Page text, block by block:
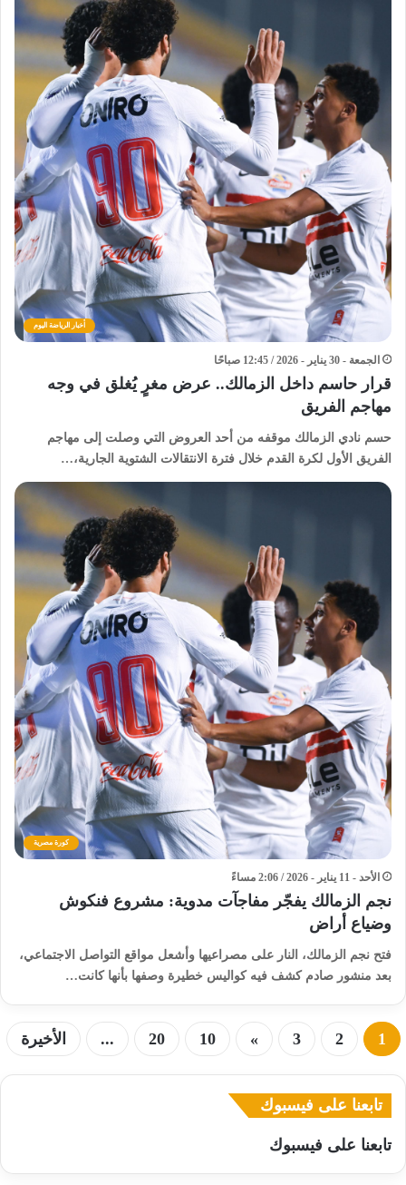
أخبار الرياضة اليوم
الجمعة - 30 يناير - 2026 / 12:45 صباحًا
قرار حاسم داخل الزمالك.. عرض مغرٍ يُغلق في وجه
مهاجم الفريق
حسم نادي الزمالك موقفه من أحد العروض التي وصلت إلى مهاجم
الفريق الأول لكرة القدم خلال فترة الانتقالات الشتوية الجارية،…
كورة مصرية
الأحد - 11 يناير - 2026 / 2:06 مساءً
نجم الزمالك يفجّر مفاجآت مدوية: مشروع فنكوش
وضياع أراض
فتح نجم الزمالك، النار على مصراعيها وأشعل مواقع التواصل الاجتماعي،
بعد منشور صادم كشف فيه كواليس خطيرة وصفها بأنها كانت…
1
2
3
»
10
20
... الأخيرة
تابعنا على فيسبوك
تابعنا على فيسبوك